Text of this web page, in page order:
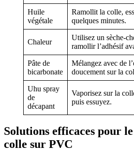
Huile
végétale
Ramollit la colle,
quelques minutes.
Chaleur
Utilisez un sèche-
ramollir l’adhésif
Pâte de
bicarbonate
Mélangez avec de
doucement sur la
Uhu spray
de
décapant
Vaporisez sur la
puis essuyez.
Solutions efficaces pour
colle sur PVC